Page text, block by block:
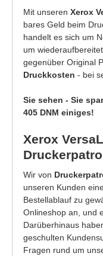
Mit unseren Xerox
bares Geld beim
handelt es sich um
um
gegenüber Original
Druckkosten - bei
Sie sehen - Sie
405 DNM einiges!
Xerox
Wir von
unseren Kunden
Bestellablauf zu
Onlineshop an, und
Darüberhinaus
geschulten
Fragen rund um